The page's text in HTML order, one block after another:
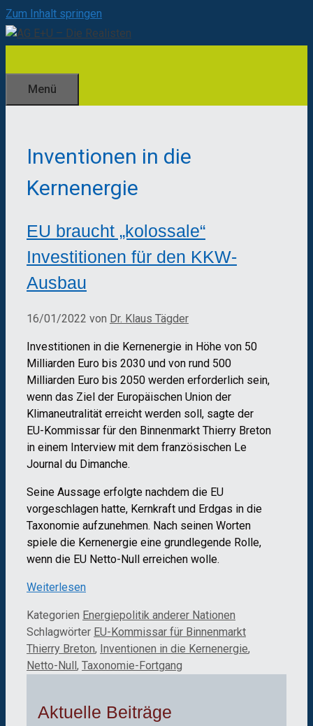
Zum Inhalt springen
Menü
Inventionen in die
Kernenergie
EU braucht „kolossale“
Investitionen für den KKW-
Ausbau
16/01/2022 von Dr. Klaus Tägder
Investitionen in die Kernenergie in Höhe von 50
Milliarden Euro bis 2030 und von rund 500
Milliarden Euro bis 2050 werden erforderlich sein,
wenn das Ziel der Europäischen Union der
Klimaneutralität erreicht werden soll, sagte der
EU-Kommissar für den Binnenmarkt Thierry Breton
in einem Interview mit dem französischen Le
Journal du Dimanche.
Seine Aussage erfolgte nachdem die EU
vorgeschlagen hatte, Kernkraft und Erdgas in die
Taxonomie aufzunehmen. Nach seinen Worten
spiele die Kernenergie eine grundlegende Rolle,
wenn die EU Netto-Null erreichen wolle.
Weiterlesen
Kategorien Energiepolitik anderer Nationen
Schlagwörter EU-Kommissar für Binnenmarkt
Thierry Breton, Inventionen in die Kernenergie,
Netto-Null, Taxonomie-Fortgang
Aktuelle Beiträge